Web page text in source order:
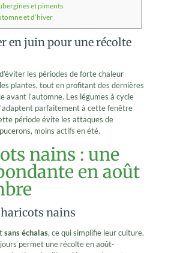
et piments
et d’hiver
en juin pour une récolte
les périodes de forte chaleur
plantes, tout en profitant des dernières
avant l’automne. Les légumes à cycle
parfaitement à cette fenêtre
période évite les attaques de
moins actifs en été.
nains : une
en août
nains
sans échalas, ce qui simplifie leur culture.
permet une récolte en août-